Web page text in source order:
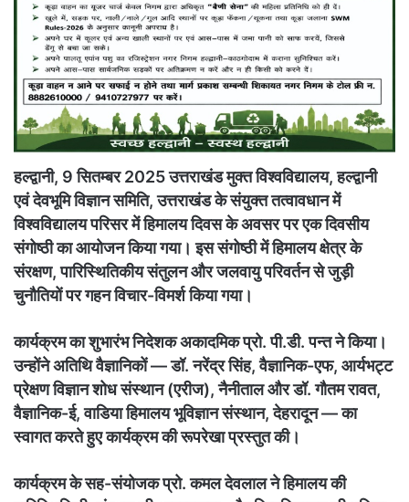
हल्द्वानी, 9 सितम्बर 2025 उत्तराखंड मुक्त विश्वविद्यालय, हल्द्वानी
एवं देवभूमि विज्ञान समिति, उत्तराखंड के संयुक्त तत्वावधान में
विश्वविद्यालय परिसर में हिमालय दिवस के अवसर पर एक दिवसीय
संगोष्ठी का आयोजन किया गया। इस संगोष्ठी में हिमालय क्षेत्र के
संरक्षण, पारिस्थितिकीय संतुलन और जलवायु परिवर्तन से जुड़ी
चुनौतियों पर गहन विचार-विमर्श किया गया।
कार्यक्रम का शुभारंभ निदेशक अकादमिक प्रो. पी.डी. पन्त ने किया।
उन्होंने अतिथि वैज्ञानिकों — डॉ. नरेंद्र सिंह, वैज्ञानिक-एफ, आर्यभट्ट
प्रेक्षण विज्ञान शोध संस्थान (एरीज), नैनीताल और डॉ. गौतम रावत,
वैज्ञानिक-ई, वाडिया हिमालय भूविज्ञान संस्थान, देहरादून — का
स्वागत करते हुए कार्यक्रम की रूपरेखा प्रस्तुत की।
कार्यक्रम के सह-संयोजक प्रो. कमल देवलाल ने हिमालय की